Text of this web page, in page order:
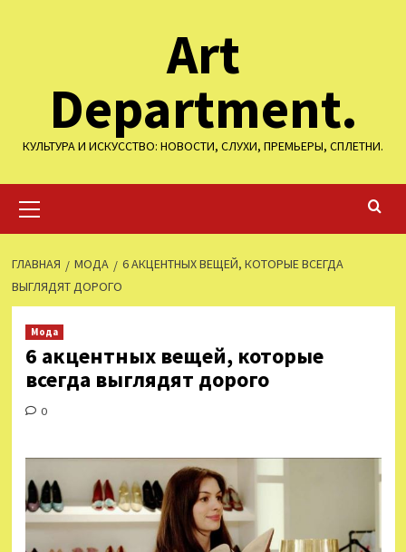
Art
Department.
КУЛЬТУРА И ИСКУССТВО: НОВОСТИ, СЛУХИ, ПРЕМЬЕРЫ, СПЛЕТНИ.
меню
ГЛАВНАЯ МОДА
6 АКЦЕНТНЫХ ВЕЩЕЙ, КОТОРЫЕ ВСЕГДА
ВЫГЛЯДЯТ ДОРОГО
Мода
6 акцентных вещей, которые
всегда выглядят дорого
0